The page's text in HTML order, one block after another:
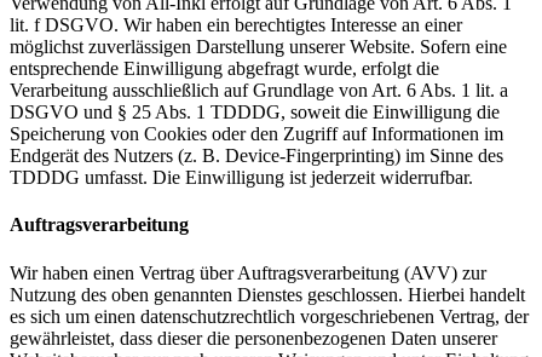
lit. f DSGVO. Wir haben ein berechtigtes Interesse an einer
möglichst zuverlässigen Darstellung unserer Website. Sofern eine
entsprechende Einwilligung abgefragt wurde, erfolgt die
Verarbeitung ausschließlich auf Grundlage von Art. 6 Abs. 1 lit. a
DSGVO und § 25 Abs. 1 TDDDG, soweit die Einwilligung die
Speicherung von Cookies oder den Zugriff auf Informationen im
Endgerät des Nutzers (z. B. Device-Fingerprinting) im Sinne des
TDDDG umfasst. Die Einwilligung ist jederzeit widerrufbar.
Auftragsverarbeitung
Wir haben einen Vertrag über Auftragsverarbeitung (AVV) zur
Nutzung des oben genannten Dienstes geschlossen. Hierbei handelt
es sich um einen datenschutzrechtlich vorgeschriebenen Vertrag, der
gewährleistet, dass dieser die personenbezogenen Daten unserer